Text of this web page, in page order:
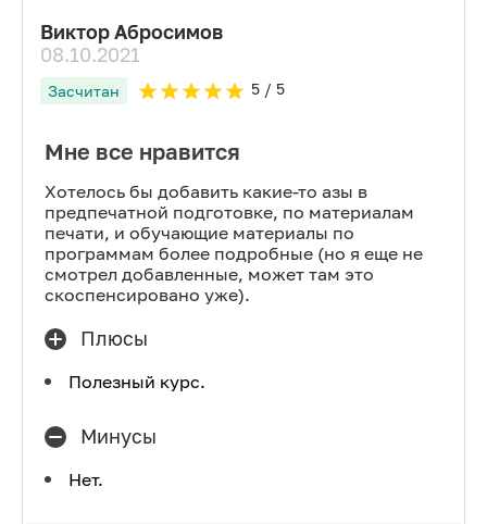
Виктор Абросимов
08.10.2021
Засчитан 5/ 5
Мне все нравится
Хотелось бы добавить какие-то азы в
предпечатной подготовке, по материалам
печати, и обучающие материалы по
программам более подробные (но я еще не
смотрел добавленные, может там это
скоспенсировано уже).
Плюсы
Полезный курс.
Минусы
Нет.